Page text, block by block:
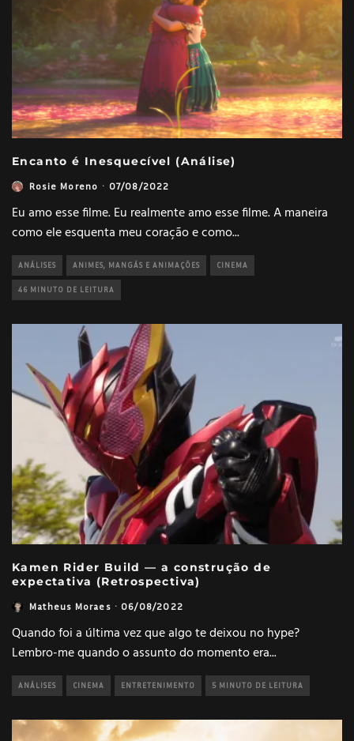
Encanto é Inesquecível (Análise)
Rosie Moreno · 07/08/2022
Eu amo esse filme. Eu realmente amo esse filme. A maneira
como ele esquenta meu coração e como...
ANÁLISES ANIMES, MANGÁS E ANIMAÇÕES CINEMA
46 MINUTO DE LEITURA
Kamen Rider Build — a construção de
expectativa (Retrospectiva)
Matheus Moraes · 06/08/2022
Quando foi a última vez que algo te deixou no hype?
Lembro-me quando o assunto do momento era...
ANÁLISES CINEMA ENTRETENIMENTO 5 MINUTO DE LEITURA